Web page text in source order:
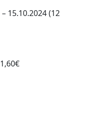
15.10.2024 (12